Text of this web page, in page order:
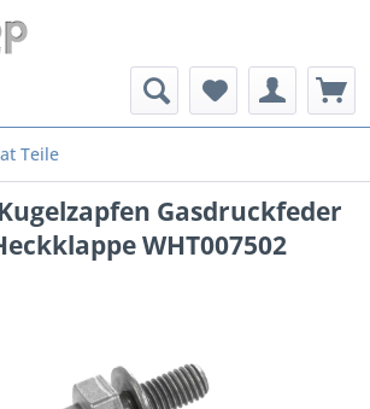
Teile
Gasdruckfeder
WHT007502